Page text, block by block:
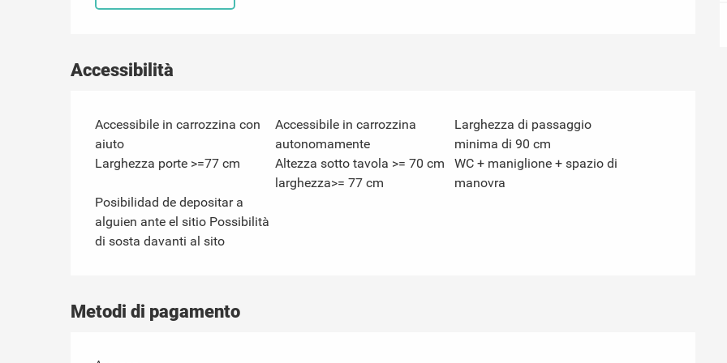
Accessibilità
Accessibile in carrozzina con
aiuto
Accessibile in carrozzina
autonomamente
Larghezza di passaggio
minima di 90 cm
Larghezza porte >=77 cm
Altezza sotto tavola >= 70 cm
larghezza>= 77 cm
WC + maniglione + spazio di
manovra
Posibilidad de depositar a
alguien ante el sitio Possibilità
di sosta davanti al sito
Metodi di pagamento